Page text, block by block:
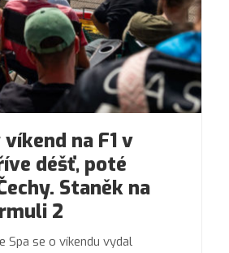
na F1 v
déšť, poté
Staněk na
2
Spa se o víkendu vydal